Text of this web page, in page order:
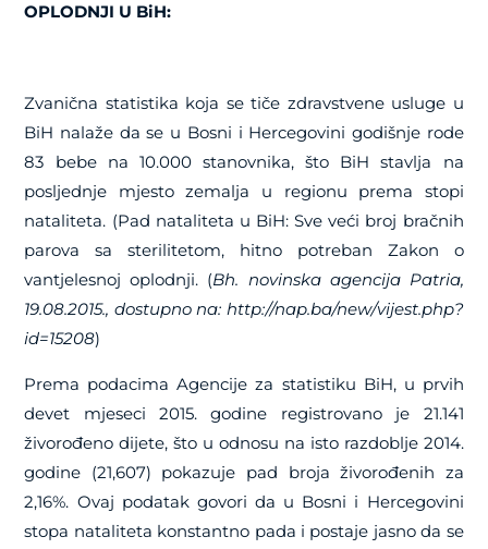
OPLODNJI U BiH:
Zvanična statistika koja se tiče zdravstvene usluge u
BiH nalaže da se u Bosni i Hercegovini godišnje rode
83 bebe na 10.000 stanovnika, što BiH stavlja na
posljednje mjesto zemalja u regionu prema stopi
nataliteta. (Pad nataliteta u BiH: Sve veći broj bračnih
parova sa sterilitetom, hitno potreban Zakon o
vantjelesnoj oplodnji. (Bh. novinska agencija Patria,
19.08.2015., dostupno na: http://nap.ba/new/vijest.php?
id=15208)
Prema podacima Agencije za statistiku BiH, u prvih
devet mjeseci 2015. godine registrovano je 21.141
živorođeno dijete, što u odnosu na isto razdoblje 2014.
godine (21,607) pokazuje pad broja živorođenih za
2,16%. Ovaj podatak govori da u Bosni i Hercegovini
stopa nataliteta konstantno pada i postaje jasno da se